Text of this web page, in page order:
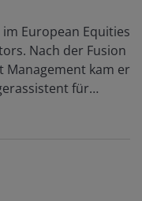
European Equities
Nach der Fusion
Management kam er
für
wurde 1999
2000 wechselte er
anderen Aufgaben
jetzigen